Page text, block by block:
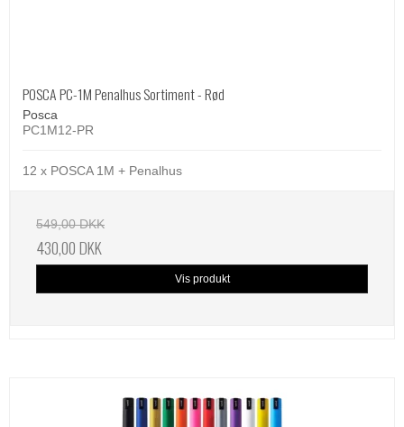
POSCA PC-1M Penalhus Sortiment - Rød
Posca
PC1M12-PR
12 x POSCA 1M + Penalhus
549,00 DKK
430,00 DKK
Vis produkt